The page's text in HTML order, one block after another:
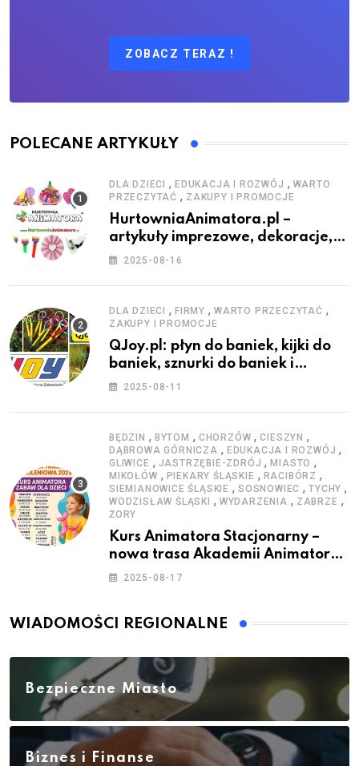
ZOBACZ TERAZ !
POLECANE ARTYKUŁY
DLA DZIECI , EDUKACJA I ROZWÓJ , WARTO
PRZECZYTAĆ , ZAKUPY I PROMOCJE
HurtowniaAnimatora.pl –
artykuły imprezowe, dekoracje,
stroje i akcesoria dla animatorów
2025-08-16
DLA DZIECI , FIRMY , WARTO PRZECZYTAĆ ,
ZAKUPY I PROMOCJE
QJoy.pl: płyn do baniek, kijki do
baniek, sznurki do baniek i
zestawy do baniek
2025-08-11
BĘDZIN , BYTOM , CHORZÓW ,CIESZYN ,
DĄBROWA GÓRNICZA , EDUKACJA I ROZWÓJ ,
GLIWICE , JASTRZĘBIE-ZDRÓJ ,MIASTO ,
MIKOŁÓW , PIEKARY ŚLĄSKIE , RACIBÓRZ ,
SIEMIANOWICE ŚLĄSKIE ,SOSNOWIEC ,TYCHY ,
WODZISŁAW ŚLĄSKI , WYDARZENIA , ZABRZE ,
ŻORY
Kurs Animatora Stacjonarny –
nowa trasa Akademii Animatora
– jesień 2025
2025-08-17
WIADOMOŚCI REGIONALNE
Bezpieczne Miasto
Biznes i Finanse